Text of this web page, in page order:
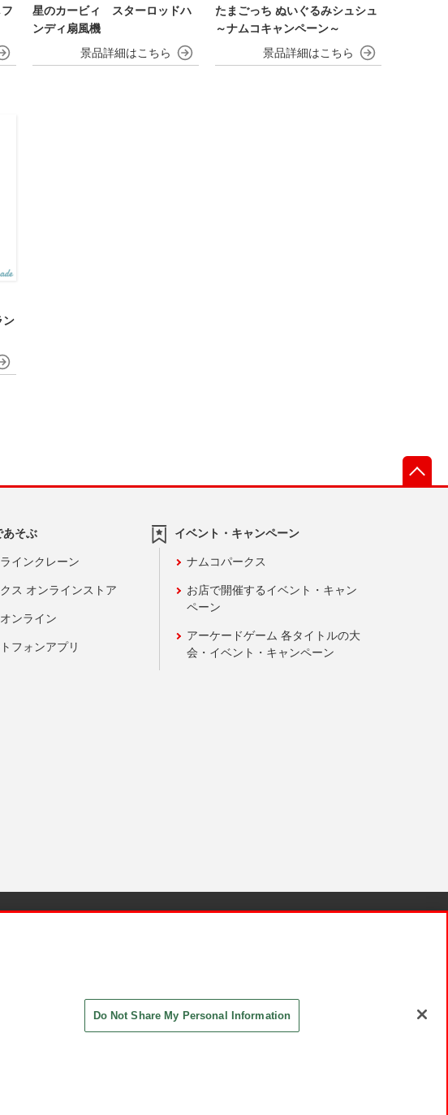
星のカービィ スターロッドハ
ンディ扇風機
たまごっち ぬいぐるみシュシュ
～ナムコキャンペーン～
ン
あそぶ
インクレーン
ス オンラインストア
ンライン
フォンアプリ
イベント・キャンペーン
ナムコパークス
お店で開催するイベント・キャン
ペーン
アーケードゲーム 各タイトルの大
会・イベント・キャンペーン
Do Not Share My Personal Information